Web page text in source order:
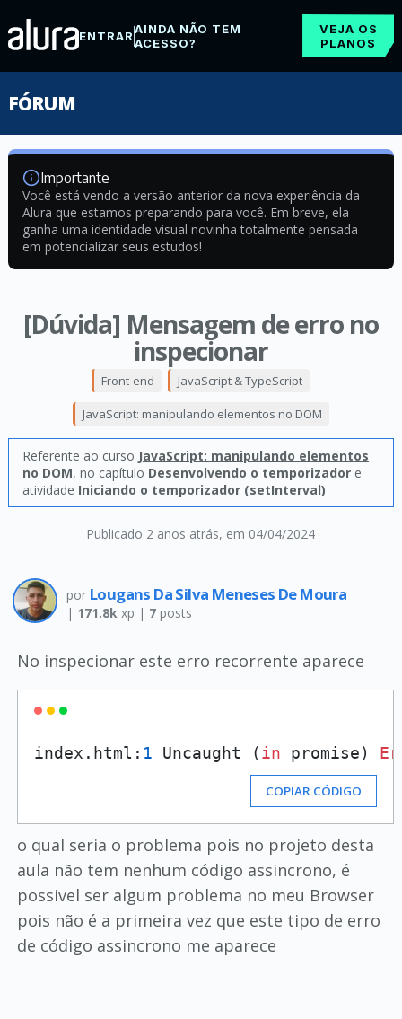
ENTRARAINDA NÃO TEM
ACESSO?
VEJA OS
PLANOS
FÓRUM
Importante
Você está vendo a versão anterior da nova experiência da
Alura que estamos preparando para você. Em breve, ela
ganha uma identidade visual novinha totalmente pensada
em potencializar seus estudos!
[Dúvida] Mensagem de erro no
inspecionar
Publicado 2 anos atrás, em 04/04/2024
Front-end JavaScript & TypeScript
JavaScript: manipulando elementos no DOM
Referente ao curso JavaScript: manipulando elementos
no DOM, no capítulo Desenvolvendo o temporizadore
atividade Iniciando o temporizador (setInterval)
por Lougans Da Silva Meneses De Moura
| 171.8kxp | 7posts
No inspecionar este erro recorrente aparece
index.html: 1 Uncaught (in promise)
COPIAR CÓDIGO
o qual seria o problema pois no projeto desta
aula não tem nenhum código assincrono, é
possivel ser algum problema no meu Browser
pois não é a primeira vez que este tipo de erro
de código assincrono me aparece